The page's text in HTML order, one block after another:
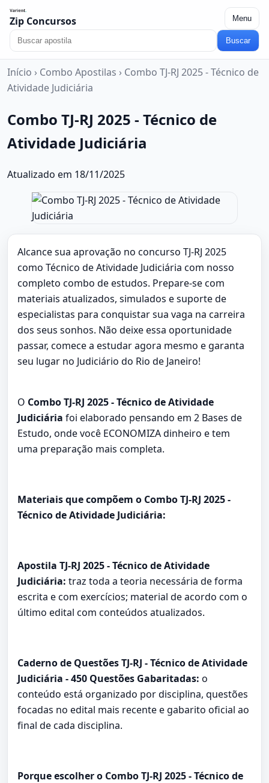
Zip Concursos Menu
Buscar
Início › Combo Apostilas › Combo TJ-RJ 2025 - Técnico de
Atividade Judiciária
Combo TJ-RJ 2025 - Técnico de
Atividade Judiciária
Atualizado em 18/11/2025
Alcance sua aprovação no concurso TJ-RJ 2025
como Técnico de Atividade Judiciária com nosso
completo combo de estudos. Prepare-se com
materiais atualizados, simulados e suporte de
especialistas para conquistar sua vaga na carreira
dos seus sonhos. Não deixe essa oportunidade
passar, comece a estudar agora mesmo e garanta
seu lugar no Judiciário do Rio de Janeiro!
O Combo TJ-RJ 2025 - Técnico de Atividade
Judiciária foi elaborado pensando em 2 Bases de
Estudo, onde você ECONOMIZA dinheiro e tem
uma preparação mais completa.
Materiais que compõem o Combo TJ-RJ 2025 -
Técnico de Atividade Judiciária:
Apostila TJ-RJ 2025 - Técnico de Atividade
Judiciária: traz toda a teoria necessária de forma
escrita e com exercícios; material de acordo com o
último edital com conteúdos atualizados.
Caderno de Questões TJ-RJ - Técnico de Atividade
Judiciária - 450 Questões Gabaritadas: o
conteúdo está organizado por disciplina, questões
focadas no edital mais recente e gabarito oficial ao
final de cada disciplina.
Porque escolher o Combo TJ-RJ 2025 - Técnico de